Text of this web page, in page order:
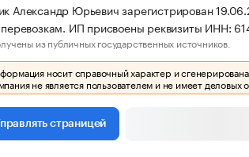
Александр Юрьевич зарегистрирован
перевозкам. ИП присвоены реквизиты ИНН:
из публичных государственных источников.
носит справочный характер и
не является пользователем и не имеет
страницей